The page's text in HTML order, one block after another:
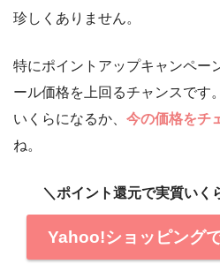
珍しくありません。
特にポイントアップキャンペー
ール価格を上回るチャンスです
いくらになるか、 今の価格をチ
ね。
＼ポイント還元で実質いく
Yahoo!ショッピング